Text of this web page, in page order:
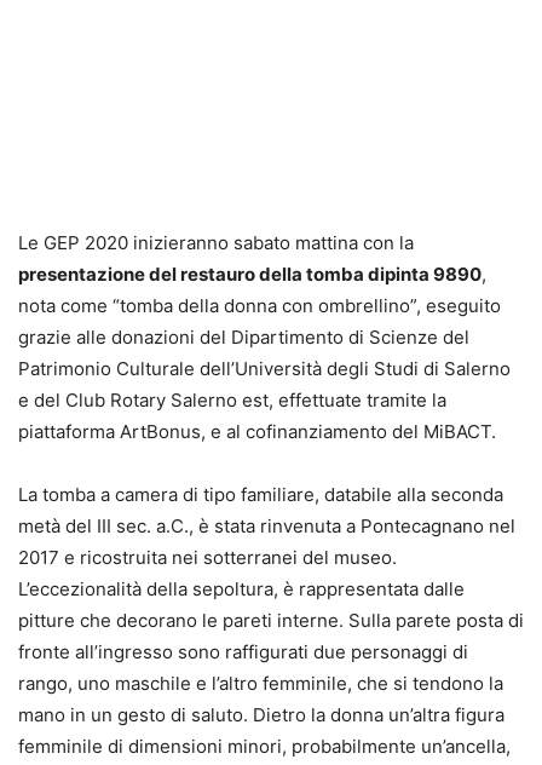
Le GEP 2020 inizieranno sabato mattina con la
presentazione del restauro della tomba dipinta 9890,
nota come “tomba della donna con ombrellino”, eseguito
grazie alle donazioni del Dipartimento di Scienze del
Patrimonio Culturale dell’Università degli Studi di Salerno
e del Club Rotary Salerno est, effettuate tramite la
piattaforma ArtBonus, e al cofinanziamento del MiBACT.
La tomba a camera di tipo familiare, databile alla seconda
metà del III sec. a.C., è stata rinvenuta a Pontecagnano nel
2017 e ricostruita nei sotterranei del museo.
L’eccezionalità della sepoltura, è rappresentata dalle
pitture che decorano le pareti interne. Sulla parete posta di
fronte all’ingresso sono raffigurati due personaggi di
rango, uno maschile e l’altro femminile, che si tendono la
mano in un gesto di saluto. Dietro la donna un’altra figura
femminile di dimensioni minori, probabilmente un’ancella,